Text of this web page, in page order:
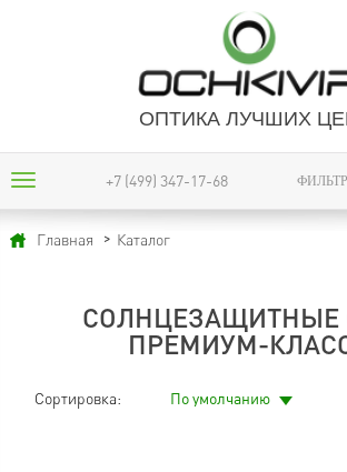
ОПТИКА ЛУЧШИХ
+7 (499) 347-17-68 ФИЛЬТР
Главная Каталог
СОЛНЦЕЗАЩИТНЫЕ
ПРЕМИУМ-
Сортировка: По умолчанию